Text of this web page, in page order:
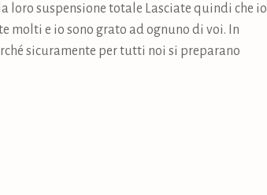
loro suspensione totale Lasciate quindi che io
molti e io sono grato ad ognuno di voi. In
sicuramente per tutti noi si preparano